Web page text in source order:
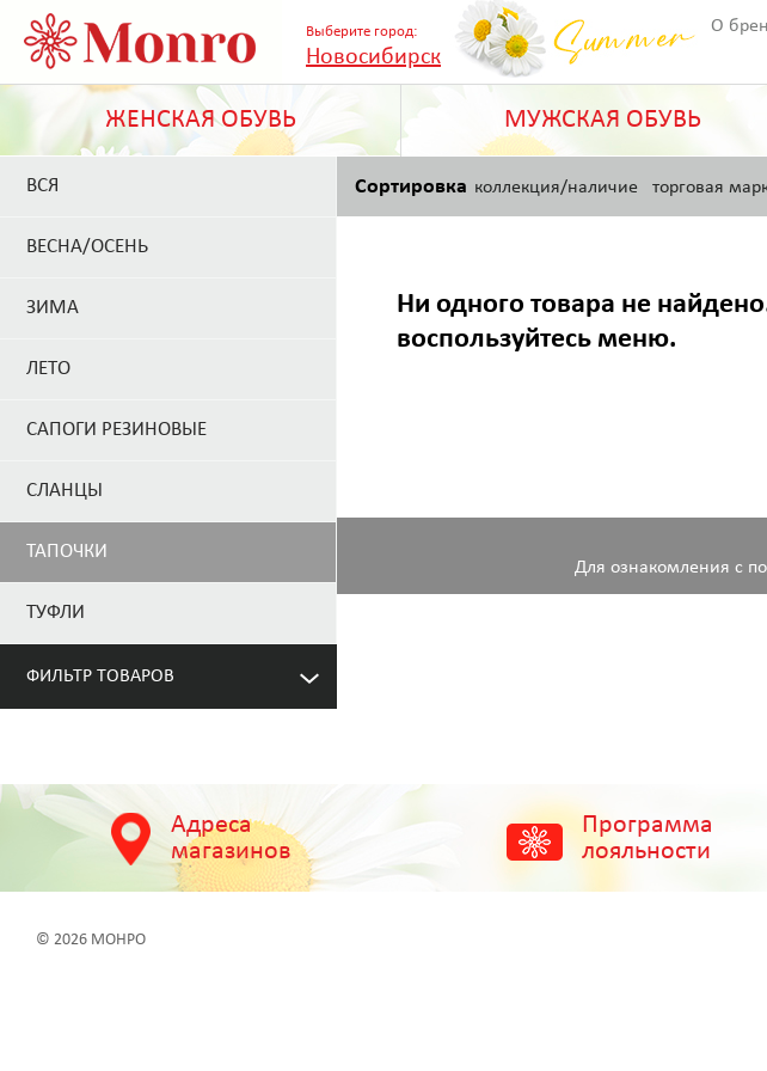
Выберите город:
Новосибирск
О
ЖЕНСКАЯ ОБУВЬ МУЖСКАЯ ОБУВЬ
ВСЯ
ВЕСНА/ОСЕНЬ
ЗИМА
ЛЕТО
САПОГИ РЕЗИНОВЫЕ
СЛАНЦЫ
ТАПОЧКИ
ТУФЛИ
ФИЛЬТР ТОВАРОВ
Сортировка коллекция/наличие торговая
Ни одного товара не
воспользуйтесь меню.
Для ознакомления с
Адреса
магазинов
Программа
лояльности
© 2026 МОНРО